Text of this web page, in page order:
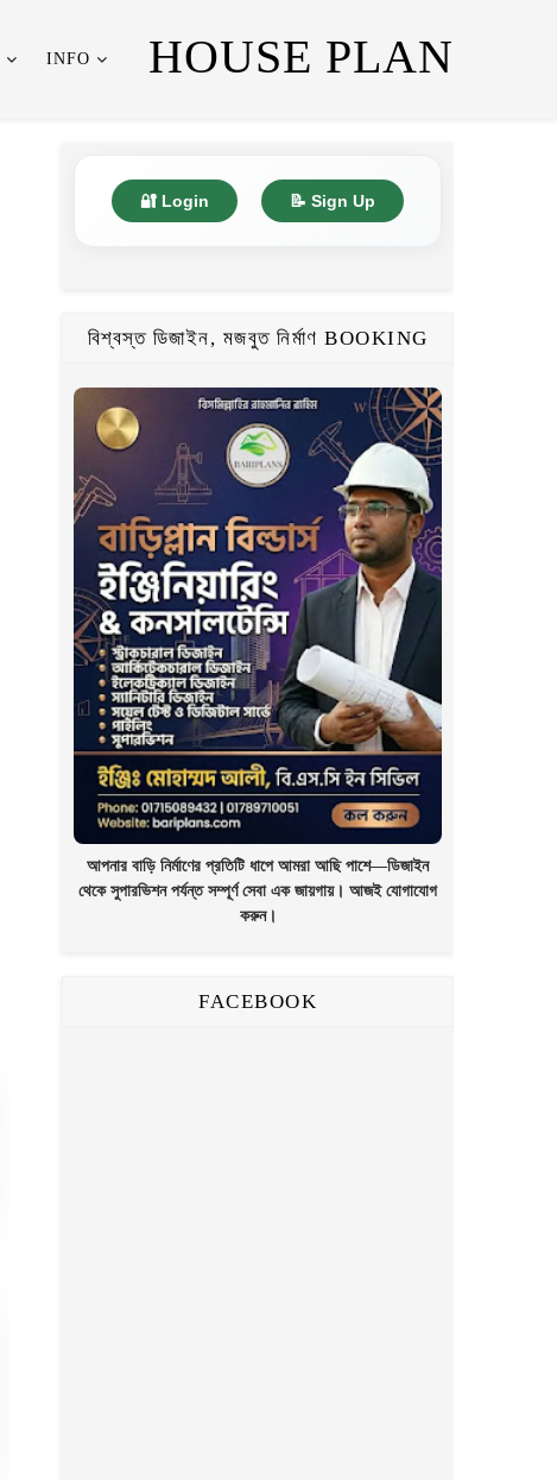
HOUSE PLAN
INFO
🔐 Login 📝 Sign Up
বিশ্বস্ত ডিজাইন, মজবুত নির্মাণ BOOKING
আপনার বাড়ি নির্মাণের প্রতিটি ধাপে আমরা আছি পাশে—ডিজাইন
থেকে সুপারভিশন পর্যন্ত সম্পূর্ণ সেবা এক জায়গায়। আজই যোগাযোগ
করুন।
FACEBOOK